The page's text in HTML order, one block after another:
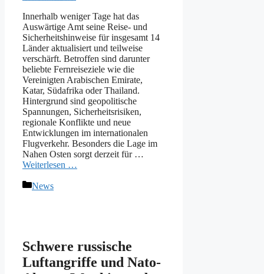
Innerhalb weniger Tage hat das
Auswärtige Amt seine Reise- und
Sicherheitshinweise für insgesamt 14
Länder aktualisiert und teilweise
verschärft. Betroffen sind darunter
beliebte Fernreiseziele wie die
Vereinigten Arabischen Emirate,
Katar, Südafrika oder Thailand.
Hintergrund sind geopolitische
Spannungen, Sicherheitsrisiken,
regionale Konflikte und neue
Entwicklungen im internationalen
Flugverkehr. Besonders die Lage im
Nahen Osten sorgt derzeit für …
Weiterlesen …
Kategorien
News
Schwere russische
Luftangriffe und Nato-